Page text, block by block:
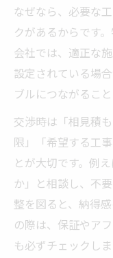
なぜなら、必要な
クがあるからです
会社では、適正な
設定されている場
ブルにつながること
交渉時は「相見積
限」「希望する工
とが大切です。例
か」と相談し、不
整を図ると、納得
の際は、保証やア
も必ずチェックしま